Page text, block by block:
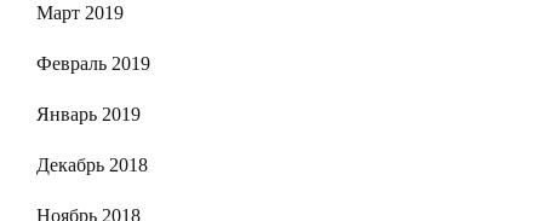
Март 2019
Февраль 2019
Январь 2019
Декабрь 2018
Ноябрь 2018